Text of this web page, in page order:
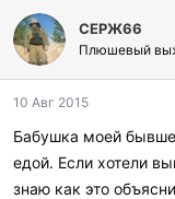
л
а
г
о
а
и
л
и
СЕРЖ66
Плюшевый
10 Авг 2015
Бабушка моей
едой. Если хотели
знаю как это